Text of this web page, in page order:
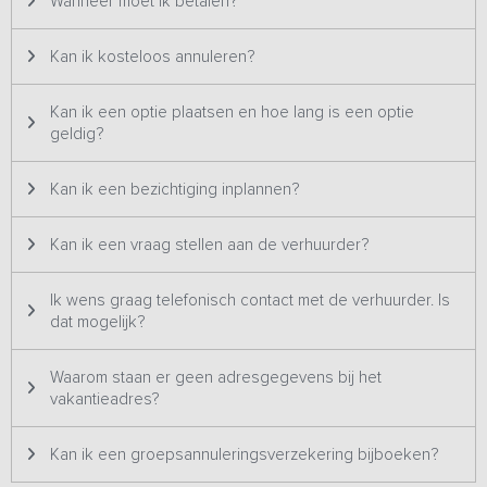
slaapkamers, separaat toilet, badkamer met inloopdouche /
wastafel en pantry ​met gelegenheid om koffie of thee te zetten.
Aanvullend beschik je over 5 appartementen met in totaal 9
Buiten
Er zijn buiten diverse zitgelegenheden bij de accommodatie,
magnifiek uitzicht hebt over het weiland en richting de bossen.
Goed om te vermelden:
- Voor zakelijke groepen is de accommodatie te huur vanaf 1
nacht.
- Op maandag is de aankomsttijd standaard 12:00 uur (in overleg is
een aankomsttijd van 9:00 uur op maandag soms ook mogelijk) en
kunt u direct gebruik maken van de gezamenlijke ruimtes. De
vanaf 16:00 uur.
- Bij aankomst op dinsdag, woensdag of donderdag kunt u vanaf
Kan ik kosteloos annuleren?
Kan ik een optie plaatsen en hoe lang is een optie
geldig?
Kan ik een bezichtiging inplannen?
Kan ik een vraag stellen aan de verhuurder?
Ik wens graag telefonisch contact met de verhuurder. Is
dat mogelijk?
Waarom staan er geen adresgegevens bij het
vakantieadres?
Kan ik een groepsannuleringsverzekering bijboeken?